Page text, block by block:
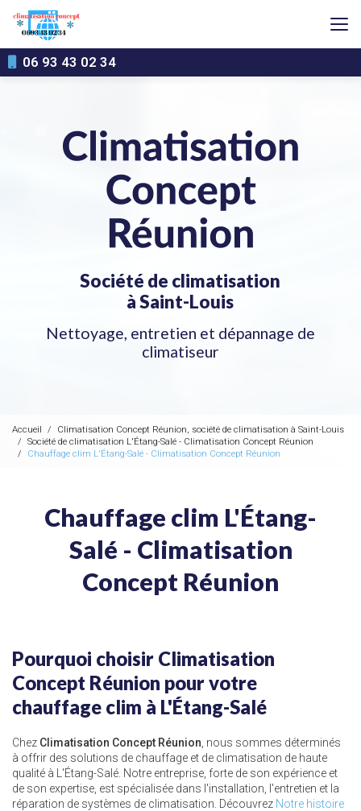
contenu
principal
06 93 43 02 34
Société de climatisation
à Saint-Louis
Nettoyage, entretien et dépannage de
climatiseur
Accueil
Climatisation Concept Réunion, société de climatisation à Saint-Louis
Société de climatisation L'Étang-Salé - Climatisation Concept Réunion
Chauffage clim L'Étang-Salé - Climatisation Concept Réunion
Chauffage clim L'Étang-
Salé - Climatisation
Concept Réunion
Pourquoi choisir Climatisation
Concept Réunion pour votre
chauffage clim à L'Étang-Salé
Chez Climatisation Concept Réunion , nous sommes déterminés
à offrir des solutions de chauffage et de climatisation de haute
qualité à L'Étang-Salé. Notre entreprise, forte de son expérience et
de son expertise, est spécialisée dans l'installation, l'entretien et la
réparation de systèmes de climatisation. Découvrez Notre histoire